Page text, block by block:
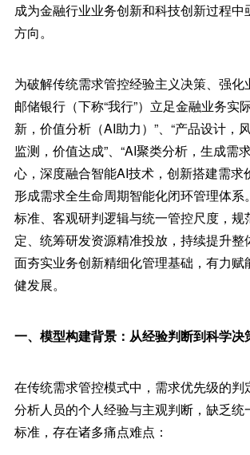
成为金融行业业务创新和科技创新过程中
方向。
为破解传统需求管控经验主义决策、强化
邮储银行（下称“我行”）立足金融业务实
新，价值分析（AI助力）”、“产品设计，
监测，价值达成”、“AI聚类分析，生成需
心，深度融合智能AI技术，创新搭建需求
形成需求全生命周期智能化闭环管理体系
标准、客观研判逻辑与统一管控尺度，规
定、统筹研发资源精准投放，持续提升整
面夯实业务创新精细化管理基础，有力赋
健发展。
一、模型构建背景：从经验判断到科学决
在传统需求管控模式中，需求优先级的判
分析人员的个人经验与主观判断，缺乏统
标准，存在诸多痛点难点：